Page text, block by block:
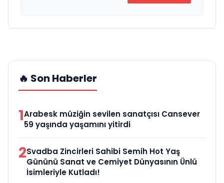
🔥 Son Haberler
1Arabesk müziğin sevilen sanatçısı Cansever
59 yaşında yaşamını yitirdi
2Svadba Zincirleri Sahibi Semih Hot Yaş
Gününü Sanat ve Cemiyet Dünyasının Ünlü
İsimleriyle Kutladı!